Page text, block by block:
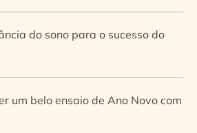
do sono para o sucesso do
um belo ensaio de Ano Novo com